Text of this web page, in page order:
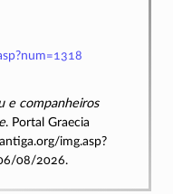
e companheiros
. Portal Graecia
img.asp?
08/2026.